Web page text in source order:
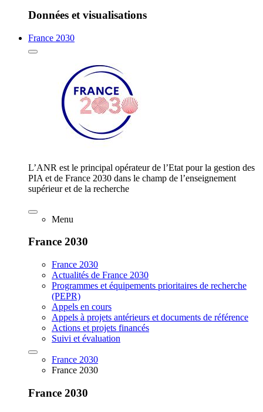
Données et visualisations
France 2030
L’ANR est le principal opérateur de l’Etat pour la gestion des
PIA et de France 2030 dans le champ de l’enseignement
supérieur et de la recherche
Menu
France 2030
France 2030
Actualités de France 2030
Programmes et équipements prioritaires de recherche
(PEPR)
Appels en cours
Appels à projets antérieurs et documents de référence
Actions et projets financés
Suivi et évaluation
France 2030
France 2030
France 2030